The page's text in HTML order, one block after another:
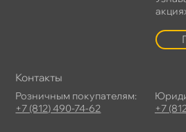
Контакты
Розничным покупателям:
+7 (812) 490-74-62
+7